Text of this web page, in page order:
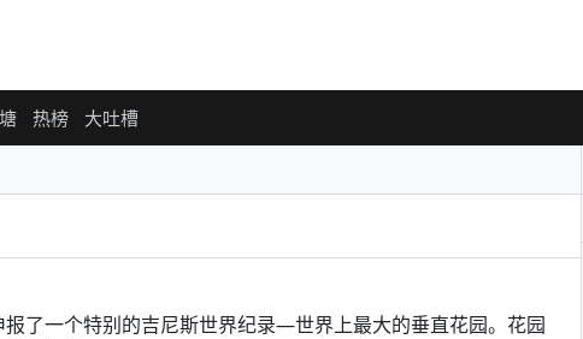
热榜 大吐槽
了一个特别的吉尼斯世界纪录—世界上最大的垂直花园。花园